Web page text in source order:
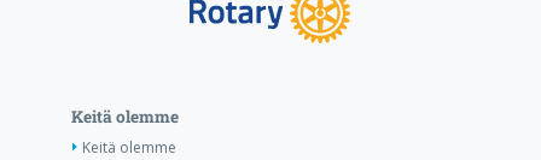
Keitä olemme
Keitä olemme